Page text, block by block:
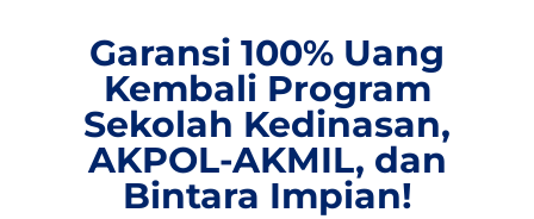
Garansi 100% Uang
Kembali Program
Sekolah Kedinasan,
AKPOL-AKMIL, dan
Bintara Impian!